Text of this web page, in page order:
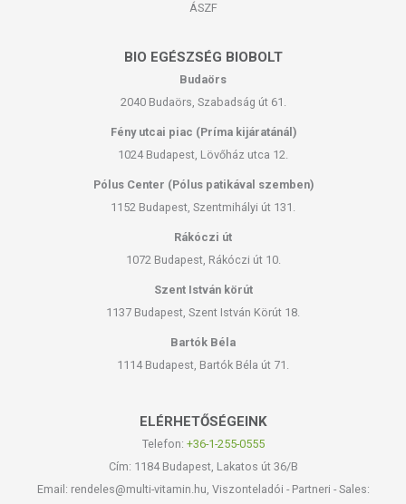
ÁSZF
BIO EGÉSZSÉG BIOBOLT
Budaörs
2040 Budaörs, Szabadság út 61.
Fény utcai piac (Príma kijáratánál)
1024 Budapest, Lövőház utca 12.
Pólus Center (Pólus patikával szemben)
1152 Budapest, Szentmihályi út 131.
Rákóczi út
1072 Budapest, Rákóczi út 10.
Szent István körút
1137 Budapest, Szent István Körút 18.
Bartók Béla
1114 Budapest, Bartók Béla út 71.
ELÉRHETŐSÉGEINK
Telefon: +36-1-255-0555
Cím: 1184 Budapest, Lakatos út 36/B
Email: rendeles@multi-vitamin.hu, Viszonteladói - Partneri - Sales: